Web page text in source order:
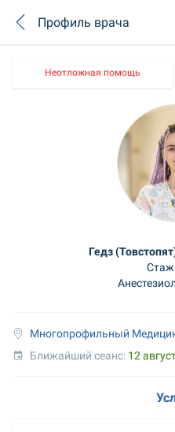
Профиль врача
Неотложная помощь
Гедз
Многопрофильный
Ближайший сеанс: 12